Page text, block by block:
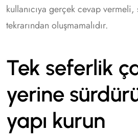
kullanıcıya gerçek cevap
tekrarından oluşmamalıdır.
Tek seferlik
yerine
yapı kurun